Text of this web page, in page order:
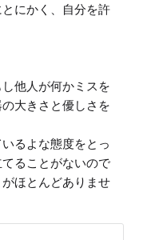
にかく、自分を許
他人が何かミスを
大きさと優しさを
るよな態度をとっ
ることがないので
ほとんどありませ